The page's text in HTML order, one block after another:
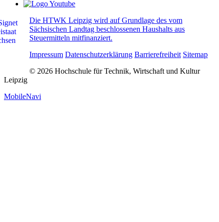
Die HTWK Leipzig wird auf Grundlage des vom
Sächsischen Landtag beschlossenen Haushalts aus
Steuermitteln mitfinanziert.
Impressum Datenschutzerklärung Barrierefreiheit Sitemap
© 2026 Hochschule für Technik, Wirtschaft und Kultur
Leipzig
MobileNavi